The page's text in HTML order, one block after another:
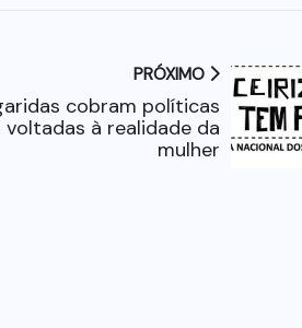
PRÓXIMO
cobram políticas
voltadas à realidade da
mulher